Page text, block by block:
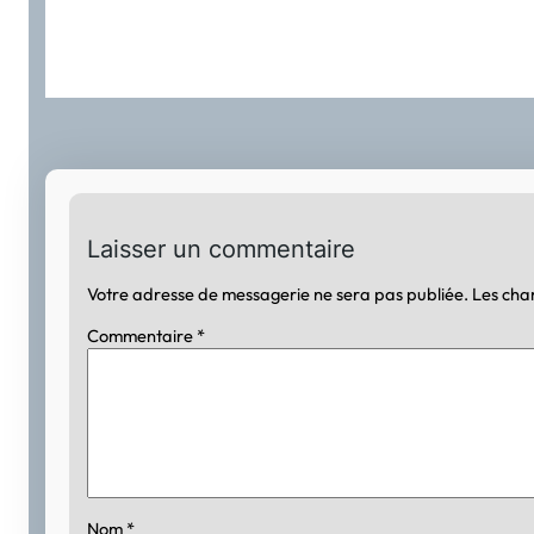
Laisser un commentaire
Votre adresse de messagerie ne sera pas publiée. Les
Commentaire *
Nom *